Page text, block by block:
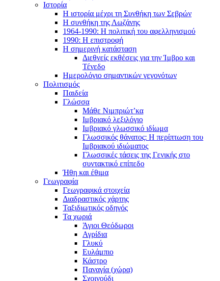
Ιστορία
Η ιστορία μέχρι τη Συνθήκη των Σεβρών
Η συνθήκη της Λωζάνης
1964-1990: Η πολιτική του αφελληνισμού
1990: Η επιστροφή
Η σημερινή κατάσταση
Διεθνείς εκθέσεις για την Ίμβρο και
Τένεδο
Ημερολόγιο σημαντικών γεγονότων
Πολιτισμός
Παιδεία
Γλώσσα
Μάθε Νιμπριώτ’κα
Ιμβριακό λεξιλόγιο
Ιμβριακό γλωσσικό ιδίωμα
Γλωσσικός θάνατος: Η περίπτωση του
Ιμβριακού ιδιώματος
Γλωσσικές τάσεις της Γενικής στο
συντακτικό επίπεδο
Ήθη και έθιμα
Γεωγραφία
Γεωγραφικά στοιχεία
Διαδραστικός χάρτης
Ταξιδιωτικός οδηγός
Τα χωριά
Άγιοι Θεόδωροι
Αγρίδια
Γλυκύ
Ευλάμπιο
Κάστρο
Παναγία (χώρα)
Σχοινούδι